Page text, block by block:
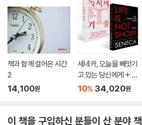
책과 함께 걸어온 시간
2
14,100원
세네카, 오늘을 빼앗기
고 있는 당신에게 + 독
서의 기술 세트
10% 34,020원
이 책을 구입하신 분들이 산 분야 책